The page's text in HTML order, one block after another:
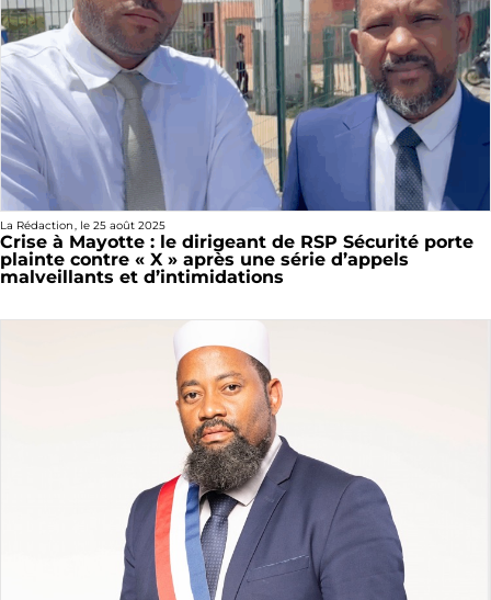
La Rédaction, le 25 août 2025
Crise à Mayotte : le dirigeant de RSP Sécurité porte
plainte contre « X » après une série d’appels
malveillants et d’intimidations